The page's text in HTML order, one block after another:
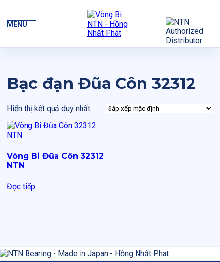
MENU
Bạc đạn Đũa Côn 32312
Hiển thị kết quả duy nhất
Vòng Bi Đũa Côn 32312
NTN
Đọc tiếp